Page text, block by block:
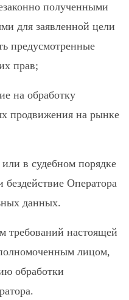
полученными
для заявленной цели
предусмотренные
прав;
на обработку
продвижения на рынке
в судебном порядке
Оператора
данных.
требований настоящей
лицом,
обработки